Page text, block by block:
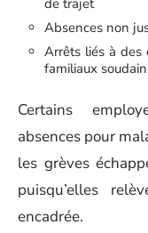
Absences non
Arrêts liés à des
familiaux
Certains
absences pour
les grèves
puisqu’elles
encadrée.